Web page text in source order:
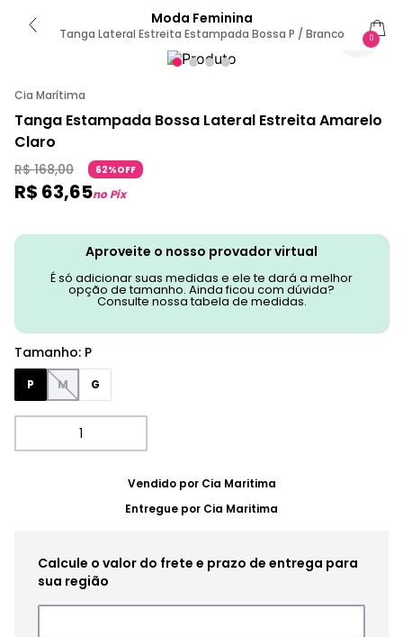
Moda Feminina
Tanga Lateral Estreita Estampada Bossa P / Branco 0
Cia Marítima
Tanga Estampada Bossa Lateral Estreita Amarelo
Claro
R$ 168,00 62%OFF
R$ 63,65no Pix
Aproveite o nosso provador virtual
É só adicionar suas medidas e ele te dará a melhor
opção de tamanho. Ainda ficou com dúvida?
Consulte nossa tabela de medidas.
Tamanho: P
P M G
Vendido por Cia Maritima
Entregue por Cia Maritima